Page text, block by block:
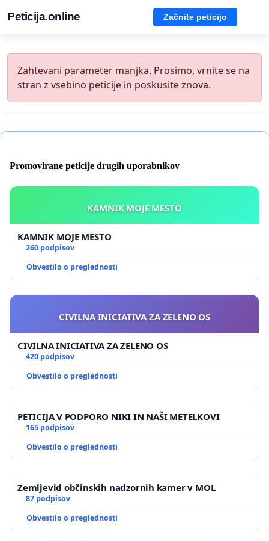
Peticija.online Začnite peticijo
Zahtevani parameter manjka. Prosimo, vrnite se na
stran z vsebino peticije in poskusite znova.
Promovirane peticije drugih uporabnikov
KAMNIK MOJE MESTO
KAMNIK MOJE MESTO
260 podpisov
Obvestilo o preglednosti
CIVILNA INICIATIVA ZA ZELENO OS
CIVILNA INICIATIVA ZA ZELENO OS
420 podpisov
Obvestilo o preglednosti
PETICIJA V PODPORO NIKI IN NAŠI METELKOVI
165 podpisov
Obvestilo o preglednosti
Zemljevid občinskih nadzornih kamer v MOL
87 podpisov
Obvestilo o preglednosti